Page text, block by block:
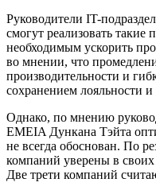
Руководители IT-
смогут реализовать
необходимым ускорить
во мнении, что
производительности и
сохранением лояльности
Однако, по мнению
EMEIA Дункана Тэйта
не всегда обоснован. По
компаний уверены в
Две трети компаний